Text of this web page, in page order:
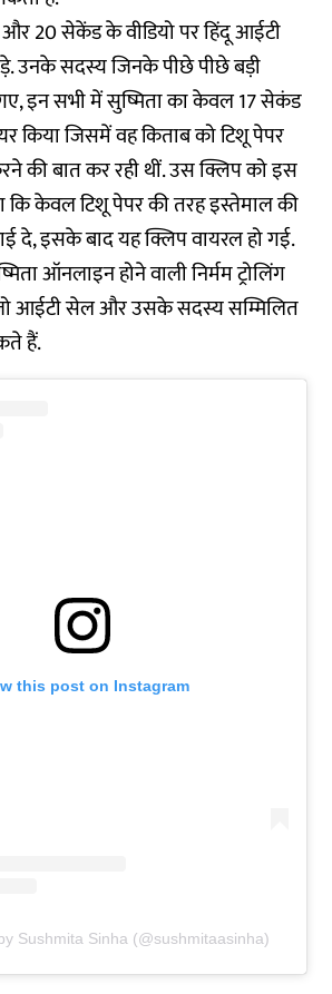
और 20 सेकेंड के वीडियो पर हिंदू आईटी
उनके सदस्य जिनके पीछे पीछे बड़ी
इन सभी में सुष्मिता का केवल 17 सेकंड
किया जिसमें वह किताब को टिशू पेपर
की बात कर रही थीं. उस क्लिप को इस
कि केवल टिशू पेपर की तरह इस्तेमाल की
दे, इसके बाद यह क्लिप वायरल हो गई.
ऑनलाइन होने वाली निर्मम ट्रोलिंग
आईटी सेल और उसके सदस्य सम्मिलित
हैं.
this post on Instagram
Sushmita Sinha (@sushmitaasinha)